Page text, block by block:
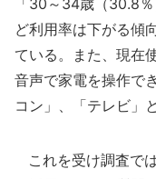
「30～34歳（30.8
ど利用率は下がる傾
ている。また、現在
音声で家電を操作で
コン」、「テレビ」
これを受け調査で